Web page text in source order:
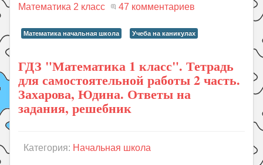
Математика 2 класс
47 комментариев
Математика начальная школа Учеба на каникулах
ГДЗ "Математика 1 класс". Тетрадь
для самостоятельной работы 2 часть.
Захарова, Юдина. Ответы на
задания, решебник
Категория: Начальная школа